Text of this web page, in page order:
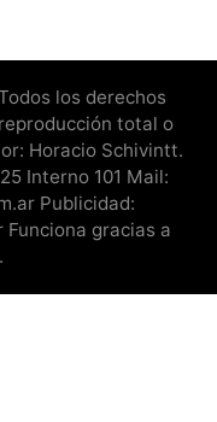
los derechos
total o
Horacio Schivintt.
Interno 101 Mail:
Publicidad:
gracias a
.